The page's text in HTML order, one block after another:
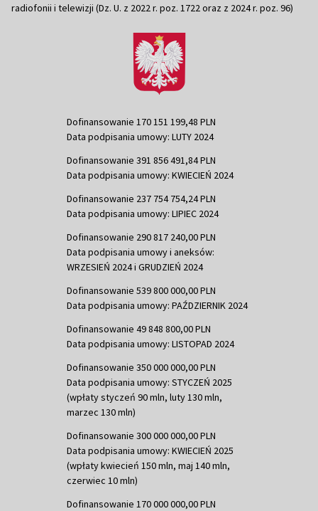
radiofonii i telewizji (Dz. U. z 2022 r. poz. 1722 oraz z 2024 r. poz. 96)
Dofinansowanie 170 151 199,48 PLN
Data podpisania umowy: LUTY 2024
Dofinansowanie 391 856 491,84 PLN
Data podpisania umowy: KWIECIEŃ 2024
Dofinansowanie 237 754 754,24 PLN
Data podpisania umowy: LIPIEC 2024
Dofinansowanie 290 817 240,00 PLN
Data podpisania umowy i aneksów:
WRZESIEŃ 2024 i GRUDZIEŃ 2024
Dofinansowanie 539 800 000,00 PLN
Data podpisania umowy: PAŹDZIERNIK 2024
Dofinansowanie 49 848 800,00 PLN
Data podpisania umowy: LISTOPAD 2024
Dofinansowanie 350 000 000,00 PLN
Data podpisania umowy: STYCZEŃ 2025
(wpłaty styczeń 90 mln, luty 130 mln,
marzec 130 mln)
Dofinansowanie 300 000 000,00 PLN
Data podpisania umowy: KWIECIEŃ 2025
(wpłaty kwiecień 150 mln, maj 140 mln,
czerwiec 10 mln)
Dofinansowanie 170 000 000,00 PLN